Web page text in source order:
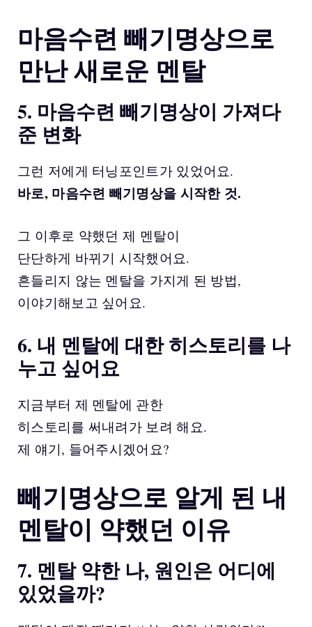
마음수련 빼기명상으로
만난 새로운 멘탈
5. 마음수련 빼기명상이 가져다
준 변화
그런 저에게 터닝포인트가 있었어요.
바로, 마음수련 빼기명상을 시작한 것.
그 이후로 약했던 제 멘탈이
단단하게 바뀌기 시작했어요.
흔들리지 않는 멘탈을 가지게 된 방법,
이야기해보고 싶어요.
6. 내 멘탈에 대한 히스토리를 나
누고 싶어요
지금부터 제 멘탈에 관한
히스토리를 써내려가 보려 해요.
제 얘기, 들어주시겠어요?
빼기명상으로 알게 된 내
멘탈이 약했던 이유
7. 멘탈 약한 나, 원인은 어디에
있었을까?